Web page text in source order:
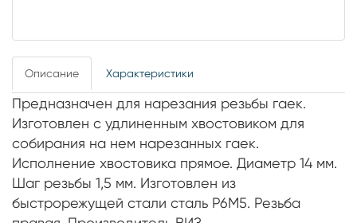
Описание Характеристики
Предназначен для нарезания резьбы гаек.
Изготовлен с удлиненным хвостовиком для
собирания на нем нарезанных гаек.
Исполнение хвостовика прямое. Диаметр 14 мм.
Шаг резьбы 1,5 мм. Изготовлен из
быстрорежущей стали сталь Р6М5. Резьба